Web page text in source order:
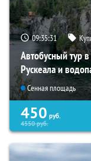
09:35:30
Автобусный тур
Рускеала и
Сенная площадь
450 руб.
4550руб.